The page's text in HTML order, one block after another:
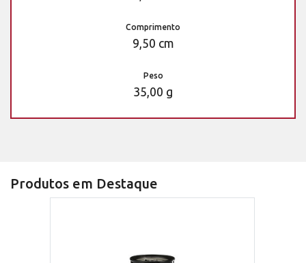
Comprimento
9,50 cm
Peso
35,00 g
Produtos em Destaque